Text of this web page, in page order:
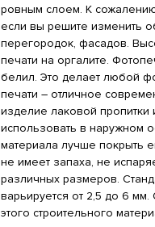
ровным слоем. К
если вы решите изменить
перегородок, фасадов.
печати на оргалите.
белил. Это делает любой
печати – отличное
изделие лаковой пропитки
использовать в наружном
материала лучше покрыть
не имеет запаха, не
различных размеров.
варьируется от 2,5 до 6
этого строительного